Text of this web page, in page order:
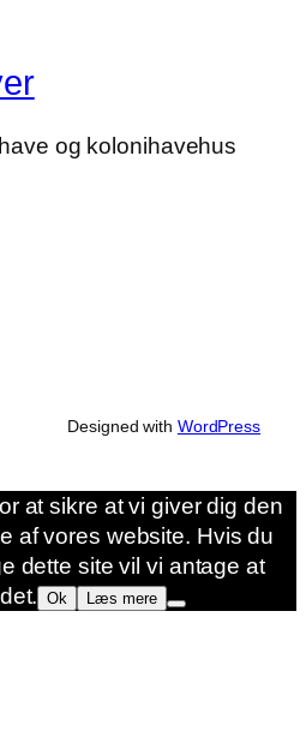
og kolonihavehus
Designed with WordPress
at sikre at vi giver dig den
af vores website. Hvis du
dette site vil vi antage at
Ok Læs mere